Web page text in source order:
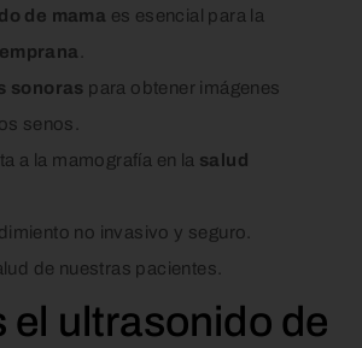
de mama es esencial para la
.
sonoras para obtener imágenes
senos.
a la mamografía en la salud
no invasivo y seguro.
de nuestras pacientes.
el ultrasonido de